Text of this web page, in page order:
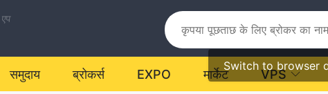
एप
Switch to browser
समुदाय ब्रोकर्स EXPO मार्केट VPS